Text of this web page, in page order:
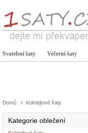
Svatební šaty Večerní šaty
Domů Koktejlové šaty
Kategorie oblečení